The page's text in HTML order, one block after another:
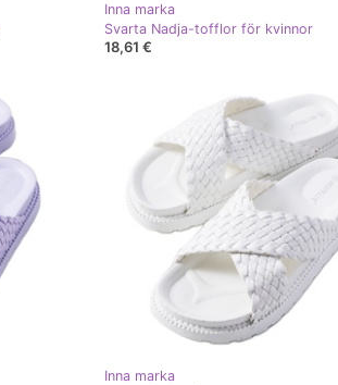
Inna marka
Svarta Nadja-tofflor för kvinnor
18,61 €
Inna marka